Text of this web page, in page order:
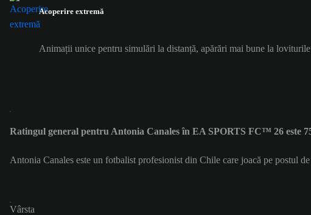
Acoperire extremă
Animații unice pentru simulări la distanță, apărări mai bune la
Ratingul general pentru Antonia Canales în EA SPORTS FC™ 26 este
Antonia Canales este un fotbalist profesionist din Chile care joacă pe postul
Vârsta